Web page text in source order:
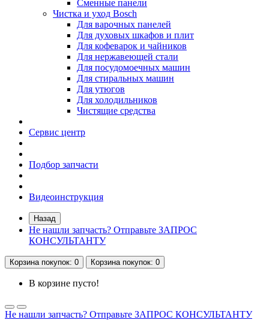
Сменные панели
Чистка и уход Bosch
Для варочных панелей
Для духовых шкафов и плит
Для кофеварок и чайников
Для нержавеющей стали
Для посудомоечных машин
Для стиральных машин
Для утюгов
Для холодильников
Чистящие средства
Сервис центр
Подбор запчасти
Видеоинструкция
Назад
Не нашли запчасть? Отправьте ЗАПРОС
КОНСУЛЬТАНТУ
Корзинапокупок: 0 Корзинапокупок: 0
В корзине пусто!
Не нашли запчасть? Отправьте ЗАПРОС КОНСУЛЬТАНТУ